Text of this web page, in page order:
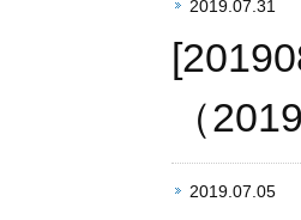
2019.07.31
（
2019.07.05